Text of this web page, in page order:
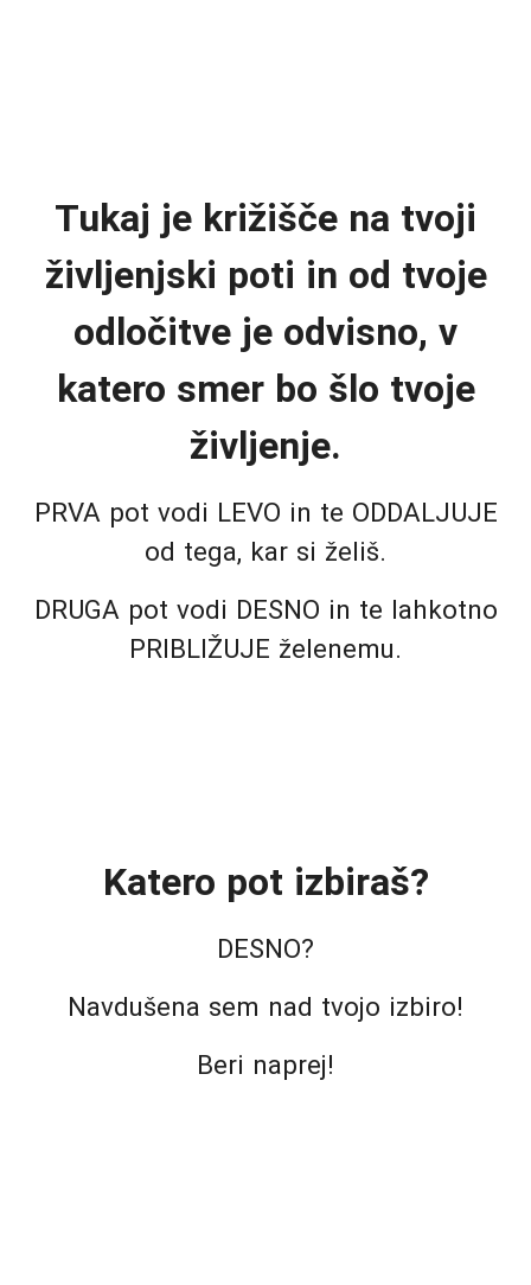
Tukaj je križišče na tvoji
življenjski poti in od tvoje
odločitve je odvisno, v
katero smer bo šlo tvoje
življenje.
PRVA pot vodi LEVO in te ODDALJUJE
od tega, kar si želiš.
DRUGA pot vodi DESNO in te lahkotno
PRIBLIŽUJE želenemu.
Katero pot izbiraš?
DESNO?
Navdušena sem nad tvojo izbiro!
Beri naprej!